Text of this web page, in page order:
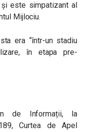
este simpatizant al
Mijlociu.
era “într-un stadiu
în etapa pre-
de Informații, la
Curtea de Apel